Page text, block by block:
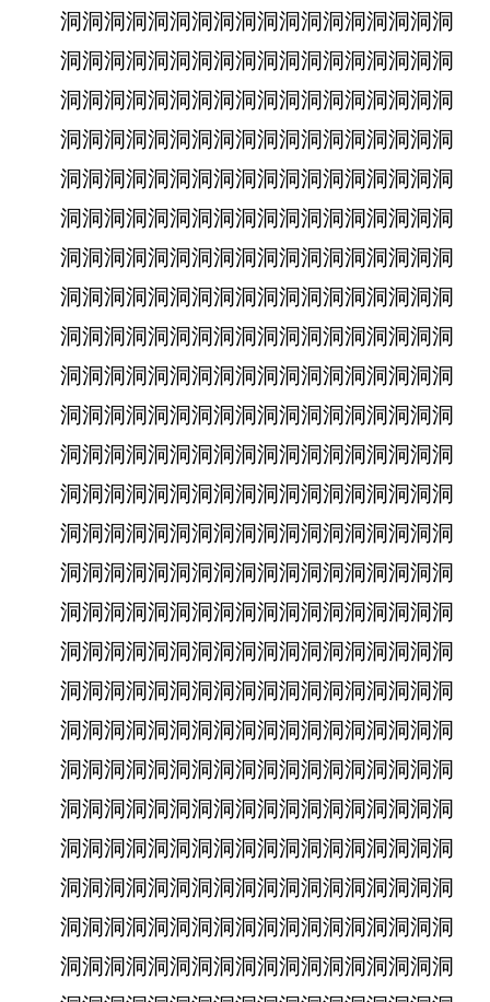
洞洞洞洞洞洞洞洞洞洞洞洞洞洞洞洞洞洞
洞洞洞洞洞洞洞洞洞洞洞洞洞洞洞洞洞洞
洞洞洞洞洞洞洞洞洞洞洞洞洞洞洞洞洞洞
洞洞洞洞洞洞洞洞洞洞洞洞洞洞洞洞洞洞
洞洞洞洞洞洞洞洞洞洞洞洞洞洞洞洞洞洞
洞洞洞洞洞洞洞洞洞洞洞洞洞洞洞洞洞洞
洞洞洞洞洞洞洞洞洞洞洞洞洞洞洞洞洞洞
洞洞洞洞洞洞洞洞洞洞洞洞洞洞洞洞洞洞
洞洞洞洞洞洞洞洞洞洞洞洞洞洞洞洞洞洞
洞洞洞洞洞洞洞洞洞洞洞洞洞洞洞洞洞洞
洞洞洞洞洞洞洞洞洞洞洞洞洞洞洞洞洞洞
洞洞洞洞洞洞洞洞洞洞洞洞洞洞洞洞洞洞
洞洞洞洞洞洞洞洞洞洞洞洞洞洞洞洞洞洞
洞洞洞洞洞洞洞洞洞洞洞洞洞洞洞洞洞洞
洞洞洞洞洞洞洞洞洞洞洞洞洞洞洞洞洞洞
洞洞洞洞洞洞洞洞洞洞洞洞洞洞洞洞洞洞
洞洞洞洞洞洞洞洞洞洞洞洞洞洞洞洞洞洞
洞洞洞洞洞洞洞洞洞洞洞洞洞洞洞洞洞洞
洞洞洞洞洞洞洞洞洞洞洞洞洞洞洞洞洞洞
洞洞洞洞洞洞洞洞洞洞洞洞洞洞洞洞洞洞
洞洞洞洞洞洞洞洞洞洞洞洞洞洞洞洞洞洞
洞洞洞洞洞洞洞洞洞洞洞洞洞洞洞洞洞洞
洞洞洞洞洞洞洞洞洞洞洞洞洞洞洞洞洞洞
洞洞洞洞洞洞洞洞洞洞洞洞洞洞洞洞洞洞
洞洞洞洞洞洞洞洞洞洞洞洞洞洞洞洞洞洞